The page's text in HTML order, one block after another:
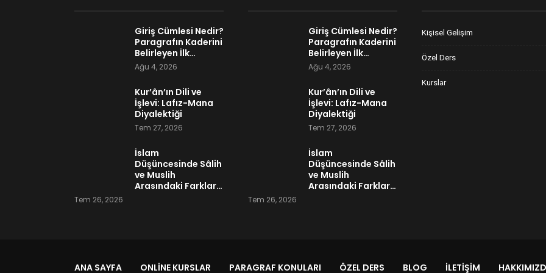
Giriş Cümlesi Nedir?
Paragrafın Kaderini
Belirleyen İlk…
Ağu 4, 2026
Kur’ân’ın Dili ve
İşlevi: Lafız-Mana
Diyalektiği
Tem 27, 2026
İslam
Düşüncesinde Sâlih
ve Muslih
Arasındaki Farklar…
Tem 26, 2026
Giriş Cümlesi Nedir?
Paragrafın Kaderini
Belirleyen İlk…
Ağu 4, 2026
Kur’ân’ın Dili ve
İşlevi: Lafız-Mana
Diyalektiği
Tem 27, 2026
İslam
Düşüncesinde Sâlih
ve Muslih
Arasındaki Farklar…
Tem 26, 2026
Kişisel Gelişim
Özel Ders
Kurslar
ANA SAYFA ONLINE KURSLAR PARAGRAF KONULARI ÖZEL DERS BLOG İLETIŞIM